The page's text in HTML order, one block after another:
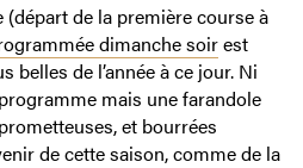
de la première course à
dimanche soirest
belles de l’année à ce jour. Ni
mais une farandole
et bourrées
de cette saison, comme de la